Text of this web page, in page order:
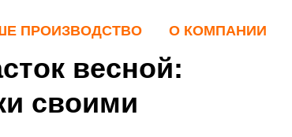
ПРОИЗВОДСТВО О КОМПАНИИ
весной:
своими